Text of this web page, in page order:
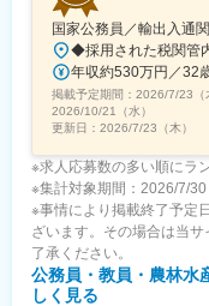
国家公務員／輸出入通
掲載予定期間： 2026/7/23（
2026/10/21（水）
更新日： 2026/7/23（木）
※求人応募数の多い順にラ
※集計対象期間：2026/7/30
※事情により掲載終了予定
ざいます。その場合は当
了承ください。
公務員・教員・農林水
しく見る